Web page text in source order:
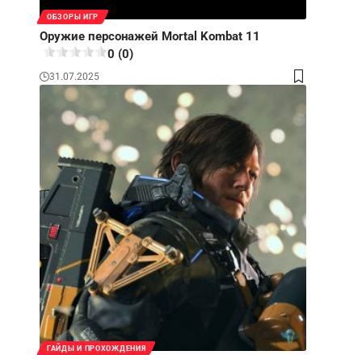
ОБЗОРЫ ИГР
Оружие персонажей Mortal Kombat 11
0 (0)
31.07.2025
ГАЙДЫ И ПРОХОЖДЕНИЯ